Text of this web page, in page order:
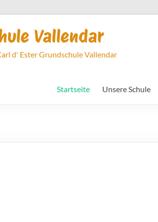
Vallendar
d' Ester Grundschule Vallendar
Startseite Unsere Schule